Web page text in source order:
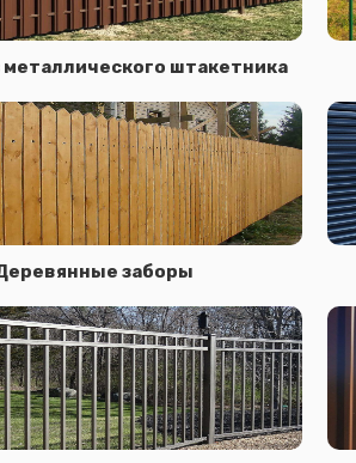
штакетника
заборы